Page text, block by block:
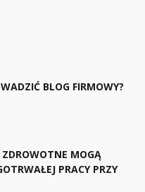
BLOG FIRMOWY?
ZDROWOTNE MOGĄ
PRACY PRZY